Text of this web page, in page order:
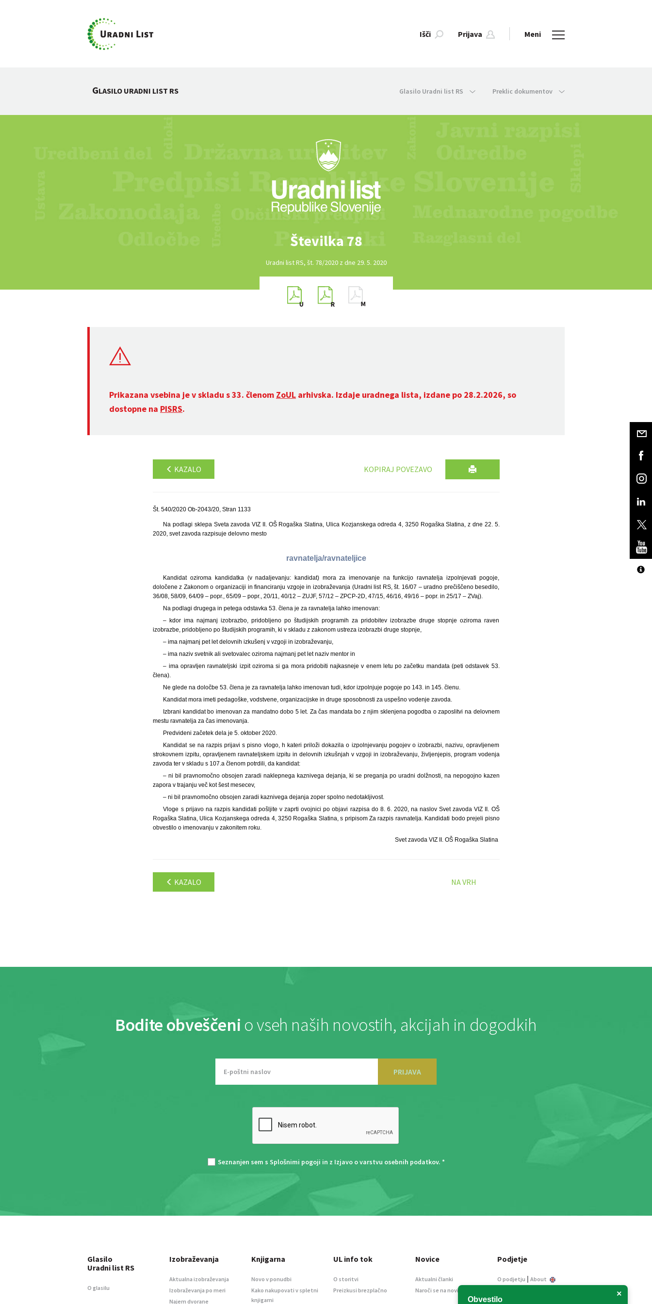
Išči Prijava Meni
GLASILO URADNI LIST RS Glasilo Uradni list RS Preklic dokumentov
Številka 78
Uradni list RS, št. 78/2020 z dne 29. 5. 2020
Prikazana vsebina je v skladu s 33. členom ZoUL arhivska. Izdaje uradnega lista, izdane po 28.2.2026, so
dostopne na PISRS.
KAZALO KOPIRAJ POVEZAVO
Št. 540/2020 Ob-2043/20, Stran 1133
Na podlagi sklepa Sveta zavoda VIZ II. OŠ Rogaška Slatina, Ulica Kozjanskega odreda 4, 3250 Rogaška Slatina, z dne 22. 5.
2020, svet zavoda razpisuje delovno mesto
ravnatelja/ravnateljice
Kandidat oziroma kandidatka (v nadaljevanju: kandidat) mora za imenovanje na funkcijo ravnatelja izpolnjevati pogoje,
določene z Zakonom o organizaciji in financiranju vzgoje in izobraževanja (Uradni list RS, št. 16/07 – uradno prečiščeno besedilo,
36/08, 58/09, 64/09 – popr., 65/09 – popr., 20/11, 40/12 – ZUJF, 57/12 – ZPCP-2D, 47/15, 46/16, 49/16 – popr. in 25/17 – ZVaj).
Na podlagi drugega in petega odstavka 53. člena je za ravnatelja lahko imenovan:
– kdor ima najmanj izobrazbo, pridobljeno po študijskih programih za pridobitev izobrazbe druge stopnje oziroma raven
izobrazbe, pridobljeno po študijskih programih, ki v skladu z zakonom ustreza izobrazbi druge stopnje,
– ima najmanj pet let delovnih izkušenj v vzgoji in izobraževanju,
– ima naziv svetnik ali svetovalec oziroma najmanj pet let naziv mentor in
– ima opravljen ravnateljski izpit oziroma si ga mora pridobiti najkasneje v enem letu po začetku mandata (peti odstavek 53.
člena).
Ne glede na določbe 53. člena je za ravnatelja lahko imenovan tudi, kdor izpolnjuje pogoje po 143. in 145. členu.
Kandidat mora imeti pedagoške, vodstvene, organizacijske in druge sposobnosti za uspešno vodenje zavoda.
Izbrani kandidat bo imenovan za mandatno dobo 5 let. Za čas mandata bo z njim sklenjena pogodba o zaposlitvi na delovnem
mestu ravnatelja za čas imenovanja.
Predvideni začetek dela je 5. oktober 2020.
Kandidat se na razpis prijavi s pisno vlogo, h kateri priloži dokazila o izpolnjevanju pogojev o izobrazbi, nazivu, opravljenem
strokovnem izpitu, opravljenem ravnateljskem izpitu in delovnih izkušnjah v vzgoji in izobraževanju, življenjepis, program vodenja
zavoda ter v skladu s 107.a členom potrdili, da kandidat:
– ni bil pravnomočno obsojen zaradi naklepnega kaznivega dejanja, ki se preganja po uradni dolžnosti, na nepogojno kazen
zapora v trajanju več kot šest mesecev,
– ni bil pravnomočno obsojen zaradi kaznivega dejanja zoper spolno nedotakljivost.
Vloge s prijavo na razpis kandidati pošljite v zaprti ovojnici po objavi razpisa do 8. 6. 2020, na naslov Svet zavoda VIZ II. OŠ
Rogaška Slatina, Ulica Kozjanskega odreda 4, 3250 Rogaška Slatina, s pripisom Za razpis ravnatelja. Kandidati bodo prejeli pisno
obvestilo o imenovanju v zakonitem roku.
Svet zavoda VIZ II. OŠ Rogaška Slatina
KAZALO NA VRH
Bodite obveščeni o vseh naših novostih, akcijah in dogodkih
PRIJAVA
Seznanjen sem s Splošnimi pogoji in z Izjavo o varstvu osebnih podatkov. *
×
Obvestilo
Glasilo
Uradni list RS
O glasilu
Izobraževanja
Aktualna izobraževanja
Izobraževanja po meri
Najem dvorane
Knjigarna
Novo v ponudbi
Kako nakupovati v spletni
knjigarni
UL info tok
O storitvi
Preizkusi brezplačno
Novice
Aktualni članki
Naroči se na novice
Podjetje
O podjetju | About
Informacije javnega